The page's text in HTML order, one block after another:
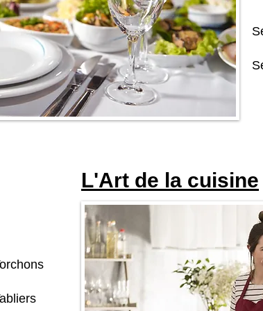
L'Art de la cuisine